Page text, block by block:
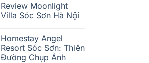
Review Moonlight
Villa Sóc Sơn Hà Nội
Homestay Angel
Resort Sóc Sơn: Thiên
Đường Chụp Ảnh